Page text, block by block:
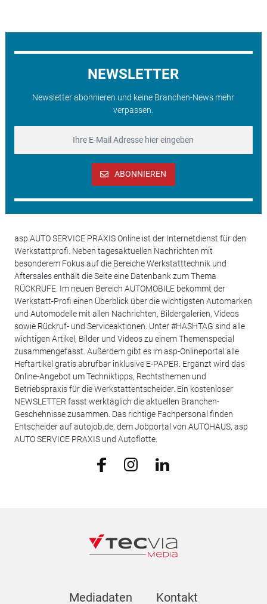
NEWSLETTER
Newsletter abonnieren und keine Branchen-News mehr
verpassen.
ABONNIEREN
asp AUTO SERVICE PRAXIS Online ist der Internetdienst für den
Werkstattprofi. Neben tagesaktuellen Nachrichten mit
besonderem Fokus auf die Bereiche Werkstatttechnik und
Aftersales enthält die Seite eine Datenbank zum Thema
RÜCKRUFE. Im neuen Bereich AUTOMOBILE bekommt der
Werkstatt-Profi einen Überblick über die wichtigsten Automarken
und Automodelle mit allen Nachrichten, Bildergalerien, Videos
sowie Rückruf- und Serviceaktionen. Unter #HASHTAG sind alle
wichtigen Artikel, Bilder und Videos zu einem Themenspecial
zusammengefasst. Außerdem gibt es im asp-Onlineportal alle
Heftartikel gratis abrufbar inklusive E-PAPER. Ergänzt wird das
Online-Angebot um Techniktipps, Rechtsthemen und
Betriebspraxis für die Werkstattentscheider. Ein kostenloser
NEWSLETTER fasst werktäglich die aktuellen Branchen-
Geschehnisse zusammen. Das richtige Fachpersonal finden
Entscheider auf autojob.de, dem Jobportal von AUTOHAUS, asp
AUTO SERVICE PRAXIS und Autoflotte.
Mediadaten Kontakt